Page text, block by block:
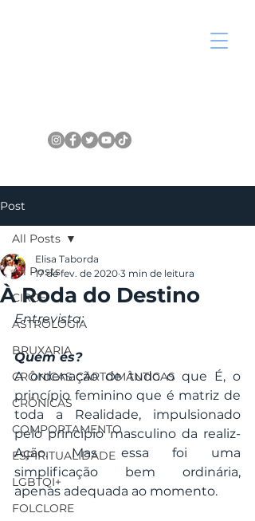
Post
All Posts
CIRCE
ASTROLOGIA
BRUXARIA
CRÔNICAS CARTOMÂNTICAS
CRÔNICAS
COMPORTAMENTO
ESPIRITUALIDADE
LGBTQI+
FOLCLORE
All Posts
À Roda do Destino
Elisa Taborda
17 de fev. de 2020 3 min de leitura
Entrevista:
Quem és?
A ordenação de tudo o que É, o
princípio feminino que é matriz de
toda a Realidade, impulsionado
pelo princípio masculino da realiz-
Ação. Mas essa foi uma
simplificação bem ordinária,
apenas adequada ao momento.